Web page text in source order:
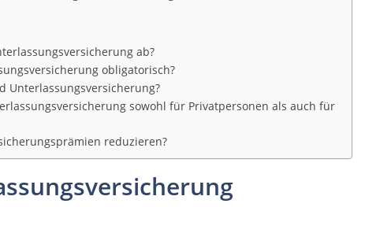
ab?
obligatorisch?
Unterlassungsversicherung?
sowohl für Privatpersonen als auch für
reduzieren?